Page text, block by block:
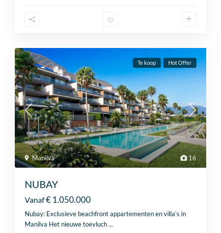
16
Manilva
Te koop Hot Offer
NUBAY
Vanaf€ 1.050.000
Nubay: Exclusieve beachfront appartementen en villa’s in
Manilva Het nieuwe toevluch...